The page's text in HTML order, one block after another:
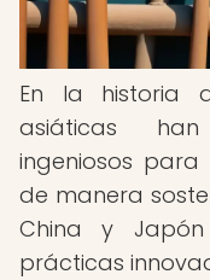
En la historia
asiáticas
ingeniosos
de manera
China y
prácticas